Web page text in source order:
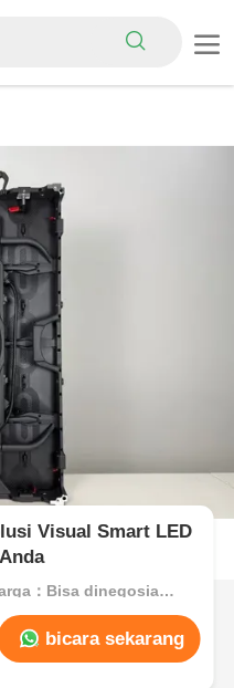
Smart LED
Harga：Bisa dinegosiasikan
bicara sekarang